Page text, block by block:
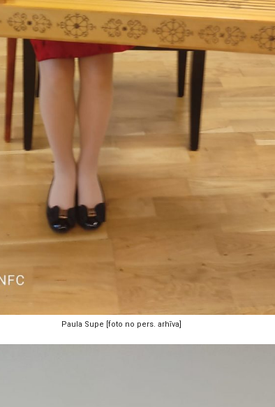
Paula Supe [foto no pers. arhīva]